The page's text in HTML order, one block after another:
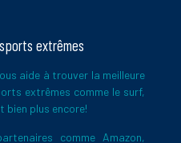
extrêmes
aide à trouver la meilleure
extrêmes comme le surf,
bien plus encore!
comme Amazon,